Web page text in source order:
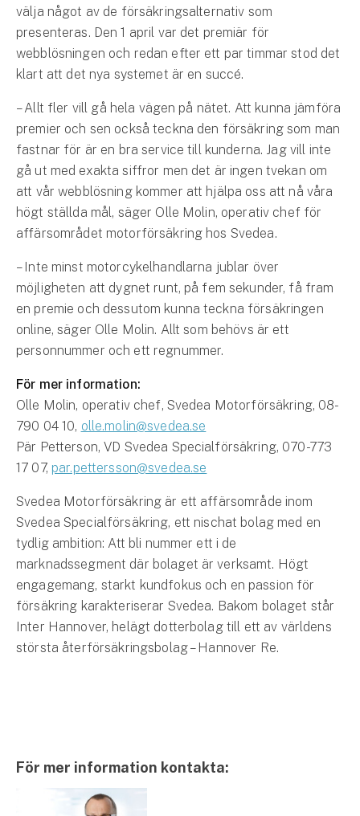
Bilförsäkring för företag
Släpvagnsförsäkring
För förmedlare
Gruppförsäkringar
Kommunolycksfall
Försäkring via förmedlare
Se alla försäkringar
välja något av de försäkringsalternativ som
presenteras. Den 1 april var det premiär för
webblösningen och redan efter ett par timmar stod det
klart att det nya systemet är en succé.
– Allt fler vill gå hela vägen på nätet. Att kunna jämföra
premier och sen också teckna den försäkring som man
fastnar för är en bra service till kunderna. Jag vill inte
gå ut med exakta siffror men det är ingen tvekan om
att vår webblösning kommer att hjälpa oss att nå våra
högt ställda mål, säger Olle Molin, operativ chef för
affärsområdet motorförsäkring hos Svedea.
– Inte minst motorcykelhandlarna jublar över
möjligheten att dygnet runt, på fem sekunder, få fram
en premie och dessutom kunna teckna försäkringen
online, säger Olle Molin. Allt som behövs är ett
personnummer och ett regnummer.
För mer information:
Olle Molin, operativ chef, Svedea Motorförsäkring, 08-
790 04 10, olle.molin@svedea.se
Pär Petterson, VD Svedea Specialförsäkring, 070-773
17 07, par.pettersson@svedea.se
Svedea Motorförsäkring är ett affärsområde inom
Svedea Specialförsäkring, ett nischat bolag med en
tydlig ambition: Att bli nummer ett i de
marknadssegment där bolaget är verksamt. Högt
engagemang, starkt kundfokus och en passion för
försäkring karakteriserar Svedea. Bakom bolaget står
Inter Hannover, helägt dotterbolag till ett av världens
största återförsäkringsbolag – Hannover Re.
För mer information kontakta: